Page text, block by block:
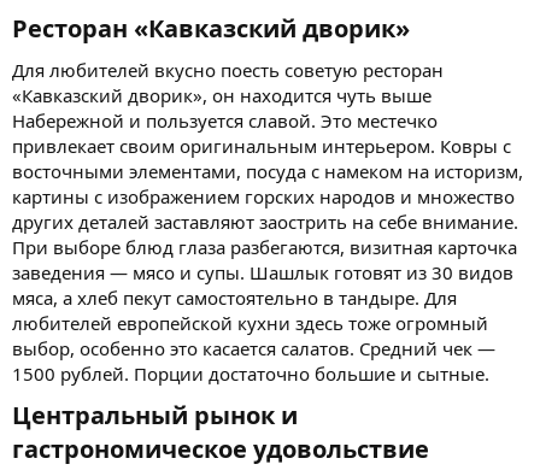
Ресторан «Кавказский дворик»​
Для любителей вкусно поесть советую ресторан
«Кавказский дворик», он находится чуть выше
Набережной и пользуется славой. Это местечко
привлекает своим оригинальным интерьером. Ковры с
восточными элементами, посуда с намеком на историзм,
картины с изображением горских народов и множество
других деталей заставляют заострить на себе внимание.
При выборе блюд глаза разбегаются, визитная карточка
заведения — мясо и супы. Шашлык готовят из 30 видов
мяса, а хлеб пекут самостоятельно в тандыре. Для
любителей европейской кухни здесь тоже огромный
выбор, особенно это касается салатов. Средний чек —
1500 рублей. Порции достаточно большие и сытные.
Центральный рынок и
гастрономическое удовольствие​